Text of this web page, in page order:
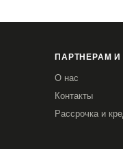
ПАРТНЕРАМ И
О нас
Контакты
Рассрочка и